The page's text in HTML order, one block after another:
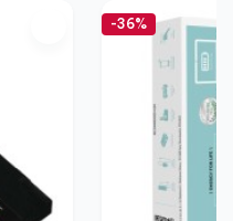
-36%